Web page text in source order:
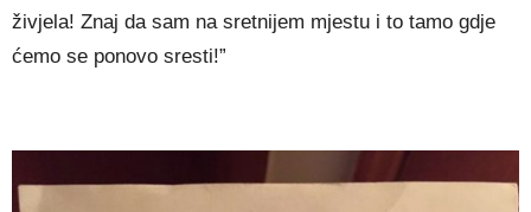
živjela! Znaj da sam na sretnijem mjestu i to tamo gdje
ćemo se ponovo sresti!”